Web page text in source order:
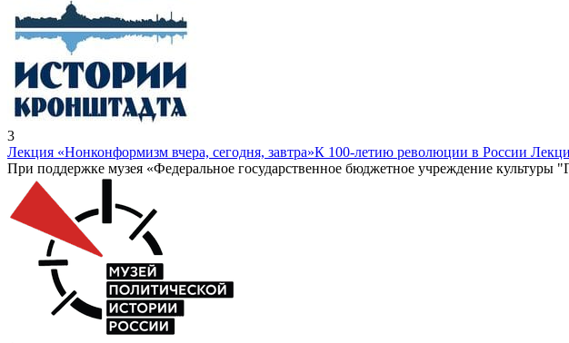
3
Лекция «Нонконформизм вчера, сегодня, завтра»К 100-летию революции в России
При поддержке музея «Федеральное государственное бюджетное учреждение культуры